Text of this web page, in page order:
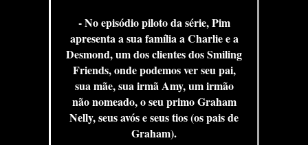
- No episódio piloto da série, Pim
apresenta a sua família a Charlie e a
Desmond, um dos clientes dos Smiling
Friends, onde podemos ver seu pai,
sua mãe, sua irmã Amy, um irmão
não nomeado, o seu primo Graham
Nelly, seus avós e seus tios (os pais de
Graham).